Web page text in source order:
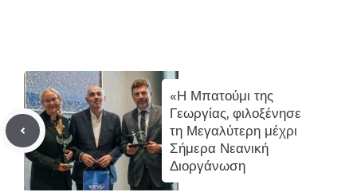
«Η Μπατούμι της
Γεωργίας, φιλοξένησε
τη Μεγαλύτερη μέχρι
Σήμερα Νεανική
Διοργάνωση